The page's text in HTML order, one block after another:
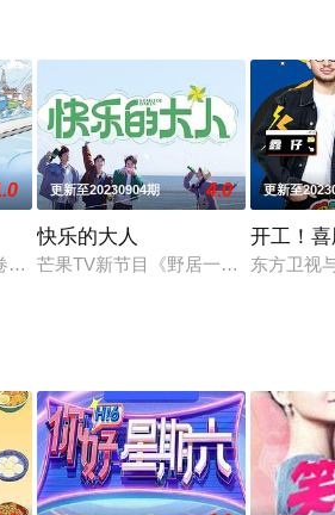
睿等明星演员精彩演绎的中国大陆
可移步至豆瓣综艺、电视猫或剧情
书”的同时“行万里路”，实地打卡“地理
更新至20230904期 4.0
快乐的大人
芒果TV新节目《野居一家》官宣，由
更新至
开工！
东方卫视